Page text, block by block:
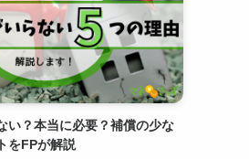
い？本当に必要？補償の少な
をFPが解説